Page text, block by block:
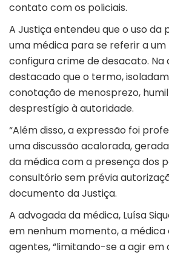
contato com os policiais.
A Justiça entendeu que o uso da
uma médica para se referir a um
configura crime de desacato. Na
destacado que o termo,
conotação de menosprezo,
desprestígio à autoridade.
“Além disso, a expressão foi
uma discussão acalorada,
da médica com a presença dos
consultório sem prévia
documento da Justiça.
A advogada da médica, Luísa
em nenhum momento, a médica
agentes, “limitando-se a agir